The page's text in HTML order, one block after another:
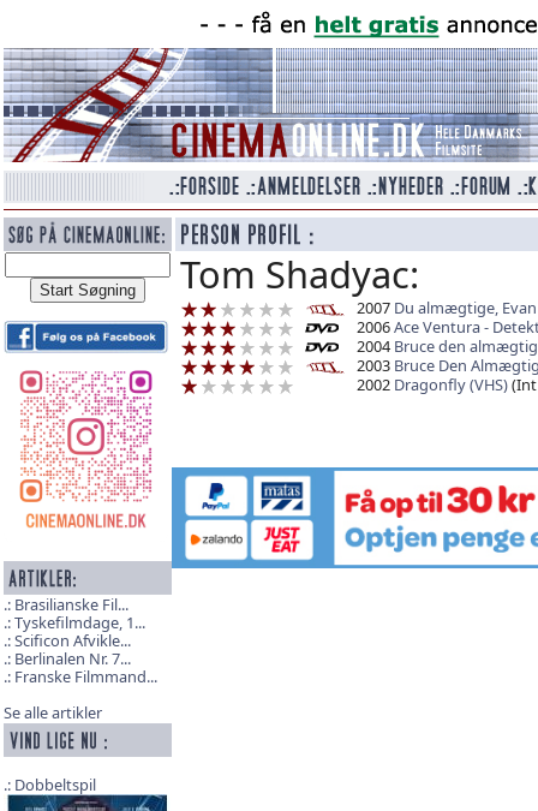
Brasilianske Fil...
Tyskefilmdage, 1...
Scificon Afvikle...
Berlinalen Nr. 7...
Franske Filmmand...
Se alle artikler
Dobbeltspil
Tom Shadyac:
2007 Du almægtige, Evan
2006Ace Ventura -
2004 Bruce den
2003 Bruce Den
2002 Dragonfly (VHS)